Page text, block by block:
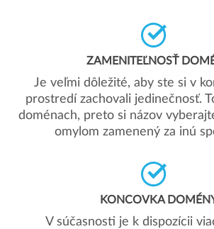
ZAMENITEĽNOSŤ
Je veľmi dôležité, aby ste si v
prostredí zachovali jedinečnosť.
doménach, preto si názov
omylom zamenený za inú
KONCOVKA
V súčasnosti je k dispozícii